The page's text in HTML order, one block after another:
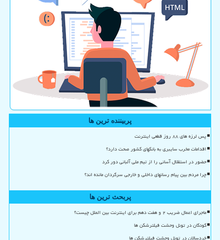
پربیننده ترین ها
پس لرزه های ۸۸ روز قطعی اینترنت
اقدامات مخرب سایبری به بانکهای کشور صحت دارد؟
حضور در استقلال آسانی را از تیم ملی آلبانی دور کرد
چرا مردم بین پیام رسانهای داخلی و خارجی سرگردان مانده اند؟
پربحث ترین ها
ماجرای اعمال ضریب ۲ و هفت دهم برای اینترنت بین الملل چیست؟
کودکان در تونل وحشت فیلترشکن ها